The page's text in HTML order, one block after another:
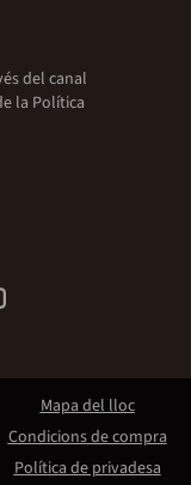
del canal
la Política
Mapa del lloc
Condicions de compra
Política de privadesa